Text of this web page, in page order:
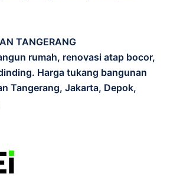
TANGERANG
rumah, renovasi atap bocor,
Harga tukang bangunan
Tangerang, Jakarta, Depok,